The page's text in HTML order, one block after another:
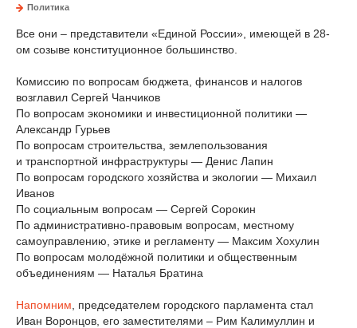
Политика
Все они – представители «Единой России», имеющей в 28-
ом созыве конституционное большинство.
Комиссию по вопросам бюджета, финансов и налогов
возглавил Сергей Чанчиков
По вопросам экономики и инвестиционной политики —
Александр Гурьев
По вопросам строительства, землепользования
и транспортной инфраструктуры — Денис Лапин
По вопросам городского хозяйства и экологии — Михаил
Иванов
По социальным вопросам — Сергей Сорокин
По административно-правовым вопросам, местному
самоуправлению, этике и регламенту — Максим Хохулин
По вопросам молодёжной политики и общественным
объединениям — Наталья Братина
Напомним , председателем городского парламента стал
Иван Воронцов, его заместителями – Рим Калимуллин и